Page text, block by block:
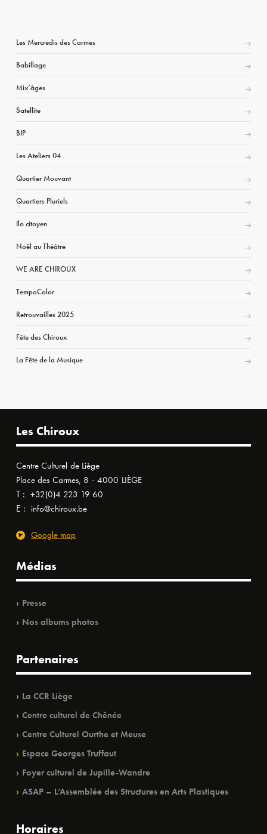
Les Mercredis des Carmes
Babillage
Mix’âges
Satellite
BIP
Les Ateliers 04
Quartier Mouvant
Quartiers Pluriels
Ilo citoyen
Noël au Théâtre
WE ARE CHIROUX
TempoColor
Retrouvailles 2025
Fête des Chiroux
La Fête de la Musique
Les Chiroux
Centre Culturel de Liège
Place des Carmes, 8 - 4000 LIÈGE
T : +32(0)4 223 19 60
E : info@chiroux.be
Google map
Médias
Presse
Nos albums photos
Partenaires
La CCR Liège
Centre culturel de Chênée
Centre Culturel Ourthe et Meuse
Espace Georges Truffaut
Foyer culturel de Jupille-Wandre
ASAP – L’Assemblée des Structures en Arts Plastiques
Horaires